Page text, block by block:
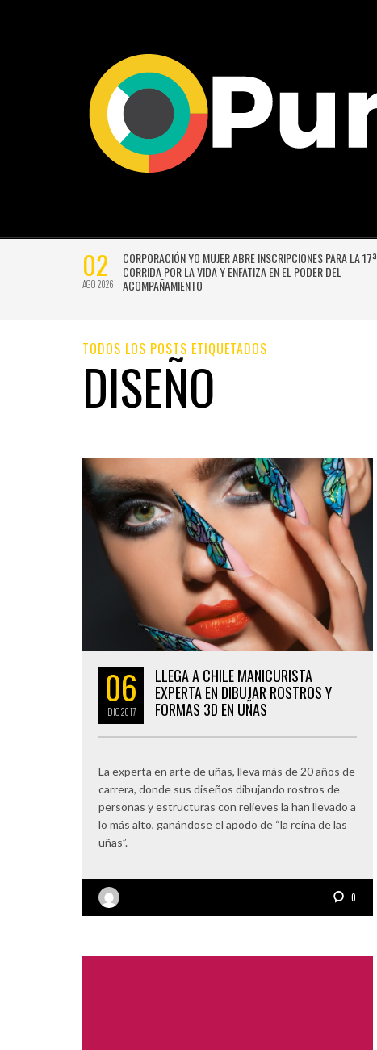
02
AGO 2026
CORPORACIÓN YO MUJER ABRE INSCRIPCIONES PARA LA 17ª
CORRIDA POR LA VIDA Y ENFATIZA EN EL PODER DEL
ACOMPAÑAMIENTO
TODOS LOS POSTS ETIQUETADOS
DISEÑO
06
DIC2017
LLEGA A CHILE MANICURISTA
EXPERTA EN DIBUJAR ROSTROS Y
FORMAS 3D EN UÑAS
La experta en arte de uñas, lleva más de 20 años de
carrera, donde sus diseños dibujando rostros de
personas y estructuras con relieves la han llevado a
lo más alto, ganándose el apodo de “la reina de las
uñas”.
0